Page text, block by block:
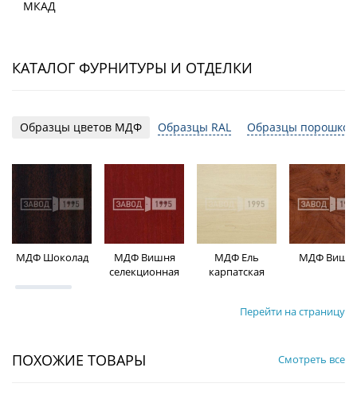
МКАД
КАТАЛОГ ФУРНИТУРЫ И ОТДЕЛКИ
Образцы цветов МДФ Образцы RAL Образцы
МДФ Шоколад
МДФ Вишня
селекционная
МДФ Ель
карпатская
МДФ
Перейти на страницу
ПОХОЖИЕ ТОВАРЫ Смотреть все